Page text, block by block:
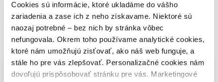
Cookies sú informácie, ktoré ukladáme do vášho
zariadenia a zase ich z neho získavame. Niektoré sú
naozaj potrebné – bez nich by stránka vôbec
nefungovala. Okrem toho používame analytické cookies,
ktoré nám umožňujú zisťovať, ako náš web funguje, a
stále ho pre vás zlepšovať. Personalizačné cookies nám
dovoľujú prispôsobovať stránku pre vás. Marketingové
Vybrané pre teba